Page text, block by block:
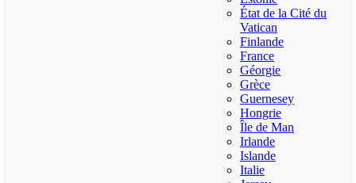
État de la Cité du
Vatican
Finlande
France
Géorgie
Grèce
Guernesey
Hongrie
Île de Man
Irlande
Islande
Italie